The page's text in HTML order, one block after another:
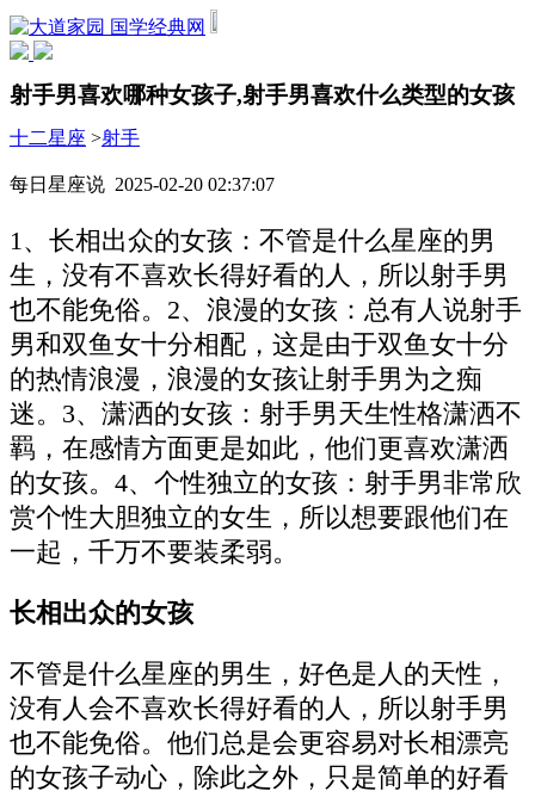
国学经典网
射手男喜欢哪种女孩子,射手男喜欢什么类型的女孩
十二星座 >射手
每日星座说 2025-02-20 02:37:07
1、长相出众的女孩：不管是什么星座的男
生，没有不喜欢长得好看的人，所以射手男
也不能免俗。2、浪漫的女孩：总有人说射手
男和双鱼女十分相配，这是由于双鱼女十分
的热情浪漫，浪漫的女孩让射手男为之痴
迷。3、潇洒的女孩：射手男天生性格潇洒不
羁，在感情方面更是如此，他们更喜欢潇洒
的女孩。4、个性独立的女孩：射手男非常欣
赏个性大胆独立的女生，所以想要跟他们在
一起，千万不要装柔弱。
长相出众的女孩
不管是什么星座的男生，好色是人的天性，
没有人会不喜欢长得好看的人，所以射手男
也不能免俗。他们总是会更容易对长相漂亮
的女孩子动心，除此之外，只是简单的好看